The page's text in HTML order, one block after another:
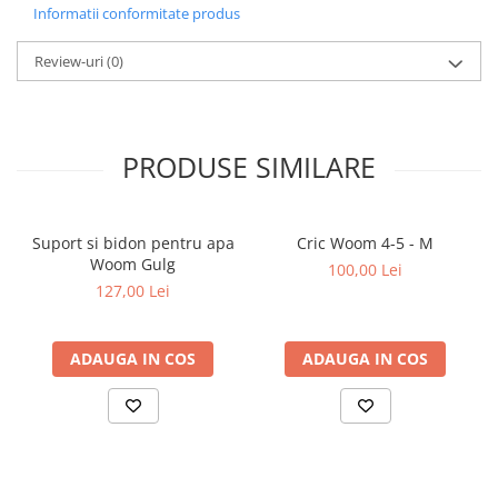
Informatii conformitate produs
Review-uri(0)
PRODUSE SIMILARE
Suport si bidon pentru apa
Woom Gulg
127,00 Lei
ADAUGA IN COS
Cric Woom 4-5 - M
100,00 Lei
ADAUGA IN COS